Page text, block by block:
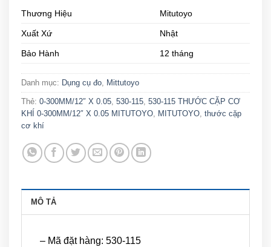
Thương Hiệu Mitutoyo
Xuất Xứ Nhật
Bảo Hành 12 tháng
Danh mục: Dụng cụ đo, Mittutoyo
Thẻ: 0-300MM/12″ X 0.05, 530-115, 530-115 THƯỚC CẶP CƠ
KHÍ 0-300MM/12″ X 0.05 MITUTOYO, MITUTOYO, thước cặp
cơ khí
MÔ TẢ
– Mã đặt hàng: 530-115